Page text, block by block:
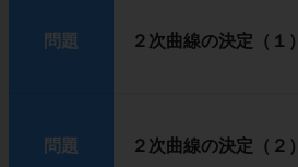
問題 ２次曲線の決定（１）
問題 ２次曲線の決定（２）